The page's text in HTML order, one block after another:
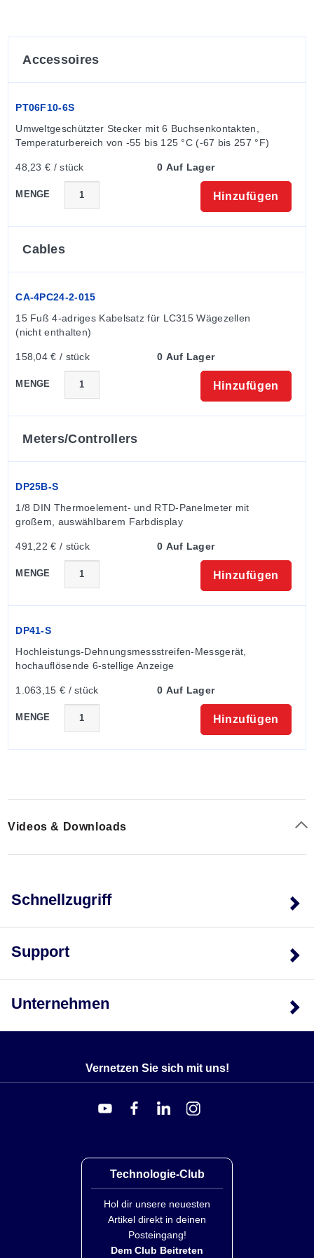
Accessoires
PT06F10-6S
Umweltgeschützter Stecker mit 6 Buchsenkontakten,
Temperaturbereich von -55 bis 125 °C (-67 bis 257 °F)
48,23 € / stück 0 Auf Lager
MENGE Hinzufügen
Cables
CA-4PC24-2-015
15 Fuß 4-adriges Kabelsatz für LC315 Wägezellen
(nicht enthalten)
158,04 € / stück 0 Auf Lager
MENGE Hinzufügen
Meters/controllers
DP25B-S
1/8 DIN Thermoelement- und RTD-Panelmeter mit
großem, auswählbarem Farbdisplay
491,22 € / stück 0 Auf Lager
MENGE Hinzufügen
DP41-S
Hochleistungs-Dehnungsmessstreifen-Messgerät,
hochauflösende 6-stellige Anzeige
1.063,15 € / stück 0 Auf Lager
MENGE Hinzufügen
Videos & Downloads
Schnellzugriff
Support
Unternehmen
Vernetzen Sie sich mit uns!
Technologie-Club
Hol dir unsere neuesten
Artikel direkt in deinen
Posteingang!
Dem Club Beitreten